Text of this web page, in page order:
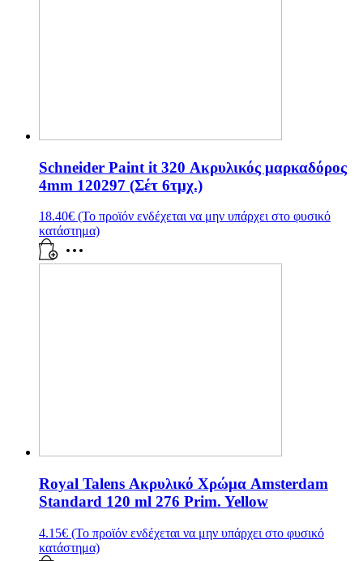
Schneider Paint it 320 Ακρυλικός μαρκαδόρος
4mm 120297 (Σέτ 6τμχ.)
18.40€ (Το προϊόν ενδέχεται να μην υπάρχει στο φυσικό
κατάστημα)
Royal Talens Ακρυλικό Χρώμα Amsterdam
Standard 120 ml 276 Prim. Yellow
4.15€ (Το προϊόν ενδέχεται να μην υπάρχει στο φυσικό
κατάστημα)